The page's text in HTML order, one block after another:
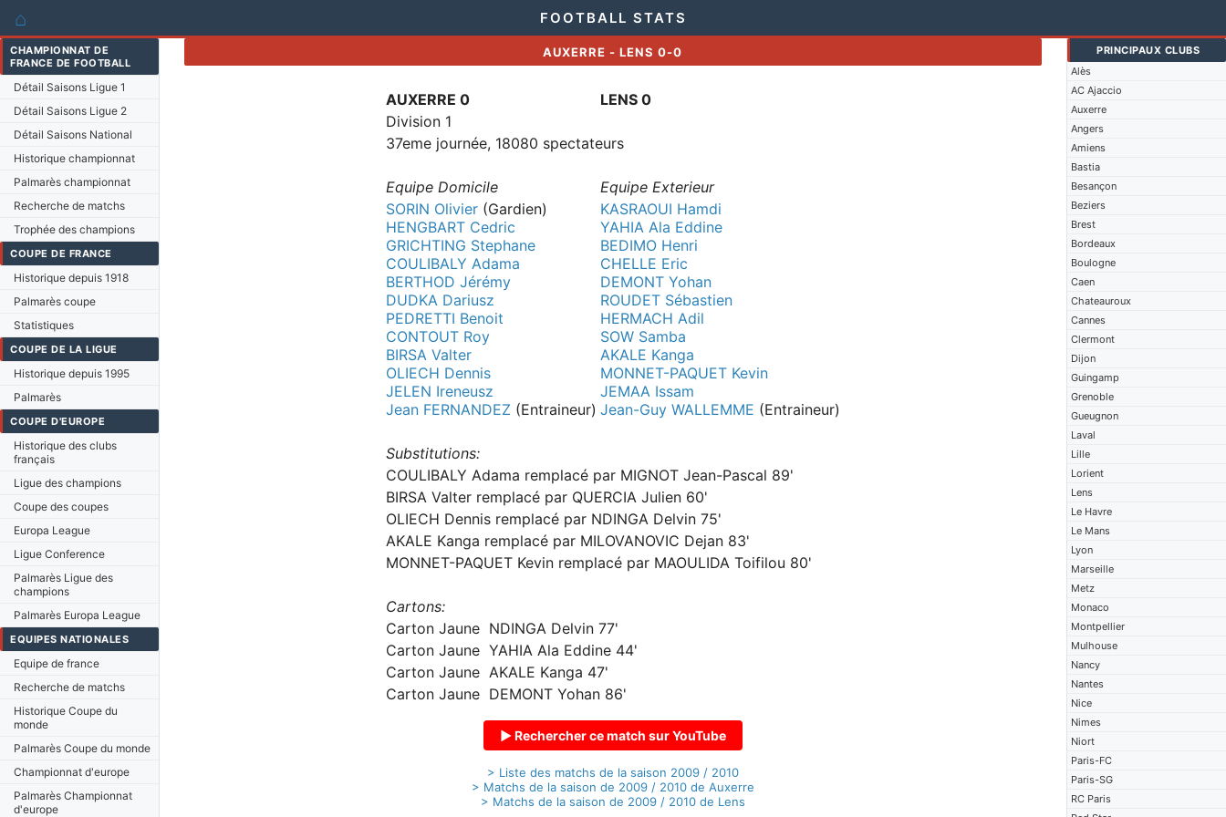
⌂ FOOTBALL STATS
CHAMPIONNAT DE
FRANCE DE FOOTBALL
Détail Saisons Ligue 1
Détail Saisons Ligue 2
Détail Saisons National
Historique championnat
Palmarès championnat
Recherche de matchs
Trophée des champions
COUPE DE FRANCE
Historique depuis 1918
Palmarès coupe
Statistiques
COUPE DE LA LIGUE
Historique depuis 1995
Palmarès
COUPE D'EUROPE
Historique des clubs
français
Ligue des champions
Coupe des coupes
Europa League
Ligue Conference
Palmarès Ligue des
champions
Palmarès Europa League
EQUIPES NATIONALES
Equipe de france
Recherche de matchs
Historique Coupe du
monde
Palmarès Coupe du monde
Championnat d'europe
Palmarès Championnat
d'europe
PRINCIPAUX CLUBS
Alès
AC Ajaccio
Auxerre
Angers
Amiens
Bastia
Besançon
Beziers
Brest
Bordeaux
Boulogne
Caen
Chateauroux
Cannes
Clermont
Dijon
Guingamp
Grenoble
Gueugnon
Laval
Lille
Lorient
Lens
Le Havre
Le Mans
Lyon
Marseille
Metz
Monaco
Montpellier
Mulhouse
Nancy
Nantes
Nice
Nimes
Niort
Paris-FC
Paris-SG
RC Paris
AUXERRE - LENS 0-0
AUXERRE 0
LENS 0
Division 1
37eme journée, 18080 spectateurs
Equipe Domicile
Equipe Exterieur
SORIN Olivier(Gardien)
HENGBART Cedric
GRICHTING Stephane
COULIBALY Adama
BERTHOD Jérémy
DUDKA Dariusz
PEDRETTI Benoit
CONTOUT Roy
BIRSA Valter
OLIECH Dennis
JELEN Ireneusz
Jean FERNANDEZ (Entraineur)
KASRAOUI Hamdi
YAHIA Ala Eddine
BEDIMO Henri
CHELLE Eric
DEMONT Yohan
ROUDET Sébastien
HERMACH Adil
SOW Samba
AKALE Kanga
MONNET-PAQUET Kevin
JEMAA Issam
Jean-Guy WALLEMME (Entraineur)
Substitutions:
COULIBALY Adama remplacé par MIGNOT Jean-Pascal 89'
BIRSA Valter remplacé par QUERCIA Julien 60'
OLIECH Dennis remplacé par NDINGA Delvin 75'
AKALE Kanga remplacé par MILOVANOVIC Dejan 83'
MONNET-PAQUET Kevin remplacé par MAOULIDA Toifilou 80'
Cartons:
Carton Jaune NDINGA Delvin 77'
Carton Jaune YAHIA Ala Eddine 44'
Carton Jaune AKALE Kanga 47'
Carton Jaune DEMONT Yohan 86'
▶ Rechercher ce match sur YouTube
> Liste des matchs de la saison 2009 / 2010
> Matchs de la saison de 2009 / 2010 de Auxerre
> Matchs de la saison de 2009 / 2010 de Lens